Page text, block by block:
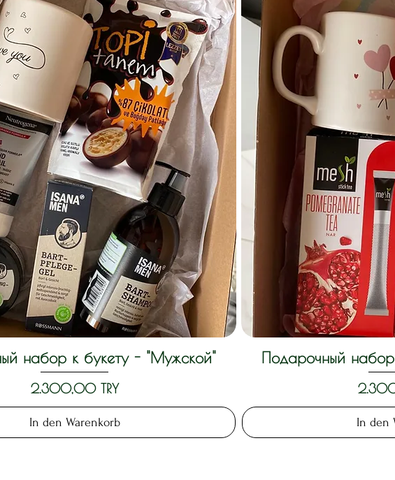
Schnellansicht
набор к букету - "Мужской"
Preis
2.300,00 TRY
In den Warenkorb
Подарочный
Preis
In den